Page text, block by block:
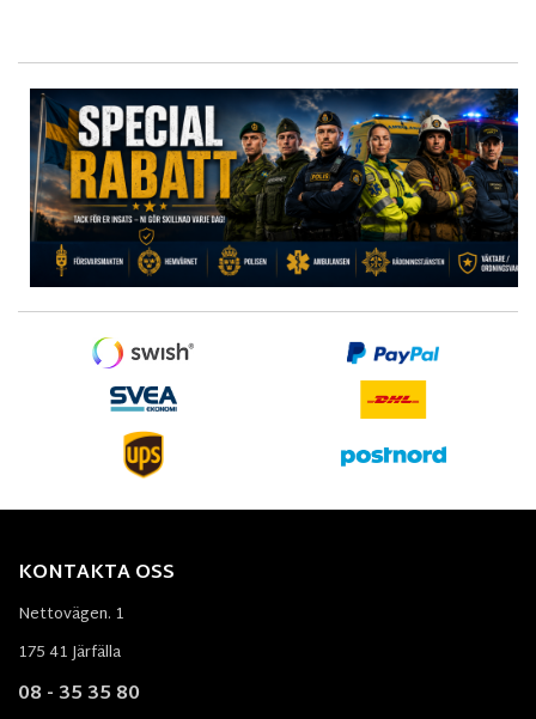
KONTAKTA OSS
Nettovägen. 1
175 41 Järfälla
08 - 35 35 80